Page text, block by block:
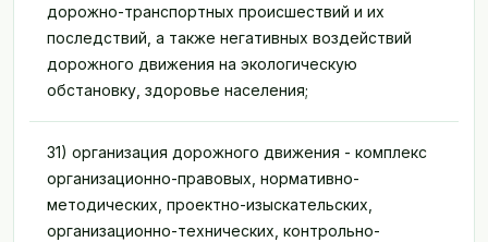
дорожно-транспортных происшествий и их
последствий, а также негативных воздействий
дорожного движения на экологическую
обстановку, здоровье населения;
31) организация дорожного движения - комплекс
организационно-правовых, нормативно-
методических, проектно-изыскательских,
организационно-технических, контрольно-